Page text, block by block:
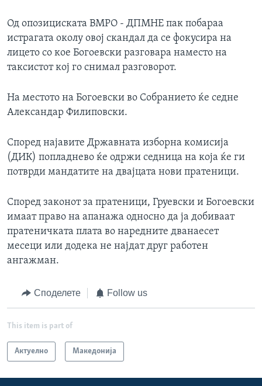
Од опозициската ВМРО - ДПМНЕ пак побараа
истрагата околу овој скандал да се фокусира на
лицето со кое Богоевски разговара наместо на
таксистот кој го снимал разговорот.
На местото на Богоевски во Собранието ќе седне
Александар Филиповски.
Според најавите Државната изборна комисија
(ДИК) попладнево ќе одржи седница на која ќе ги
потврди мандатите на двајцата нови пратеници.
Според законот за пратеници, Груевски и Богоевски
имаат право на апанажа односно да ја добиваат
пратеничката плата во наредните дванаесет
месеци или додека не најдат друг работен
ангажман.
Споделете Follow us
This item is part of
Актуелно Македонија